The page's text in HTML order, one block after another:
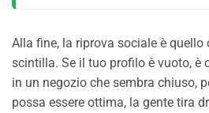
Alla fine, la riprova sociale è quello
scintilla. Se il tuo profilo è vuoto, è
in un negozio che sembra chiuso,
possa essere ottima, la gente tira